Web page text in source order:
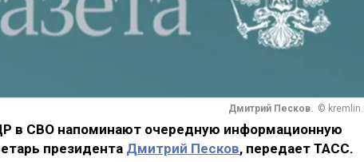
Дмитрий Песков. ©
в СВО напоминают очередную информационную
президента Дмитрий Песков, передает ТАСС.